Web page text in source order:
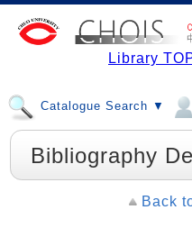
Library
Catalogue Search ▼
Bibliography
Back